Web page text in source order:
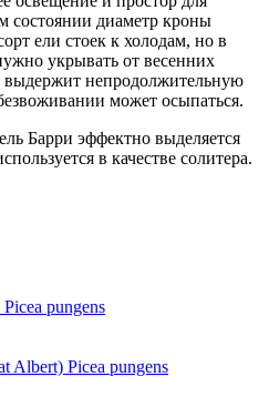
состоянии диаметр кроны
ели стоек к холодам, но в
укрывать от весенних
непродолжительную
может осыпаться.
Барри эффектно выделяется
в качестве солитера.
Picea pungens
Albert) Picea pungens